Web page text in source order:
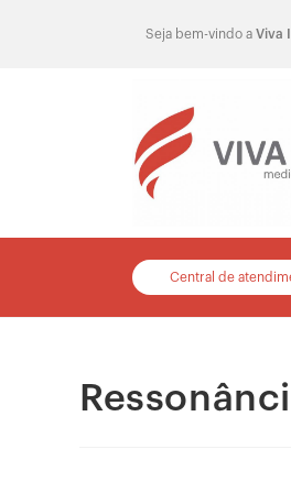
Seja bem-vindo a Viva
Central de